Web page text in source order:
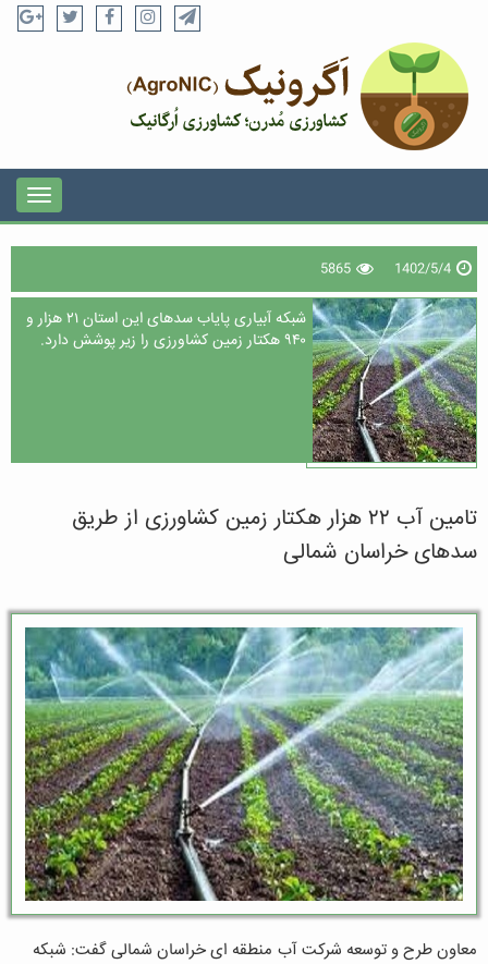
1402/5/4
5865
شبکه آبیاری پایاب سدهای این استان ۲۱ هزار و
۹۴۰ هکتار زمین کشاورزی را زیر پوشش دارد.
تامین آب ۲۲ هزار هکتار زمین کشاورزی از طریق
سدهای خراسان شمالی
معاون طرح و توسعه شرکت آب منطقه ای خراسان شمالی گفت: شبکه